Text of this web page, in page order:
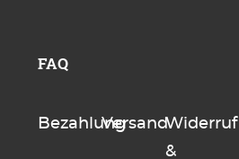
FAQ
BezahlungVersandWiderruf
&